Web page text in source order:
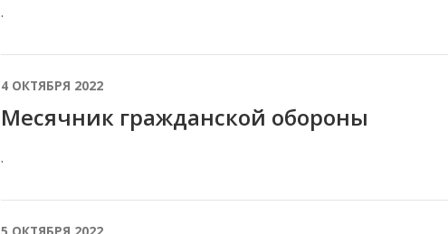
.
4 ОКТЯБРЯ 2022
Месячник гражданской обороны
.